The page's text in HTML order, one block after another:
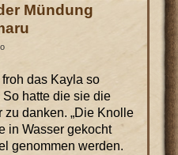
Mündung
das Kayla so
hatte die sie die
zu danken. „Die Knolle
in Wasser gekocht
genommen werden.